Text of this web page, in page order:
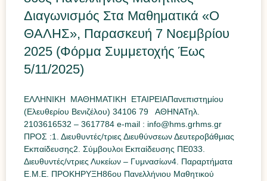
Διαγωνισμός Στα Μαθηματικά «Ο
ΘΑΛΗΣ», Παρασκευή 7 Νοεμβρίου
2025 (Φόρμα Συμμετοχής Έως
5/11/2025)
ΕΛΛΗΝΙΚΗ ΜΑΘΗΜΑΤΙΚΗ ΕΤΑΙΡΕΙΑΠανεπιστημίου
(Ελευθερίου Βενιζέλου) 34106 79 ΑΘΗΝΑΤηλ.
2103616532 – 3617784 e-mail : info@hms.grhms.gr
ΠΡΟΣ :1. Διευθυντές/τριες Διευθύνσεων Δευτεροβάθμιας
Εκπαίδευσης2. Σύμβουλοι Εκπαίδευσης ΠΕ033.
Διευθυντές/ντριες Λυκείων – Γυμνασίων4. Παραρτήματα
Ε.Μ.Ε. ΠΡΟΚΗΡΥΞΗ86ου Πανελλήνιου Μαθητικού